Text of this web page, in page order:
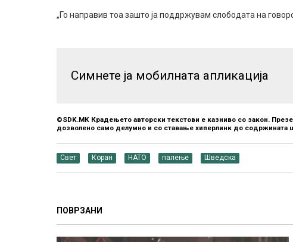
„Го направив тоа зашто ја поддржувам слободата на
Симнете ја мобилната апликација
©SDK.MK Крадењето авторски текстови е казниво со закон.
дозволено само делумно и со ставање хиперлинк до содржината
Свет Коран НАТО палење Шведска
ПОВРЗАНИ